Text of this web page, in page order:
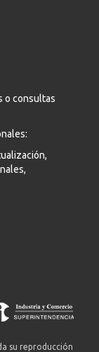
o consultas
su reproducción